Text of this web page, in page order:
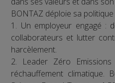
BONTAZ déploie sa politique
1. Un employeur engagé :
collaborateurs et lutter
harcèlement.
2. Leader Zéro
réchauffement climatique.